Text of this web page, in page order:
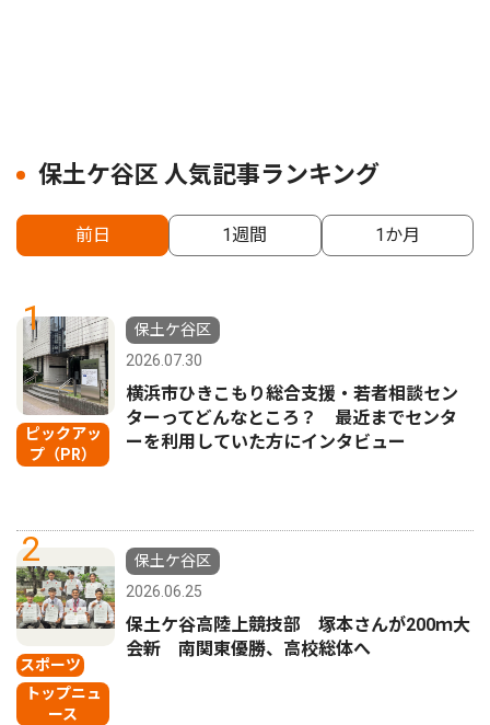
保土ケ谷区 人気記事ランキング
前日 1週間 1か月
1
ピックアッ
プ（PR）
保土ケ谷区
2026.07.30
横浜市ひきこもり総合支援・若者相談セン
ターってどんなところ？ 最近までセンタ
ーを利用していた方にインタビュー
2
スポーツ
トップニュ
ース
保土ケ谷区
2026.06.25
保土ケ谷高陸上競技部 塚本さんが200ｍ大
会新 南関東優勝、高校総体へ